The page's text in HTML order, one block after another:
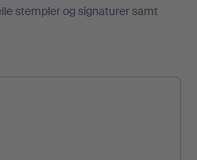
stempler og signaturer samt